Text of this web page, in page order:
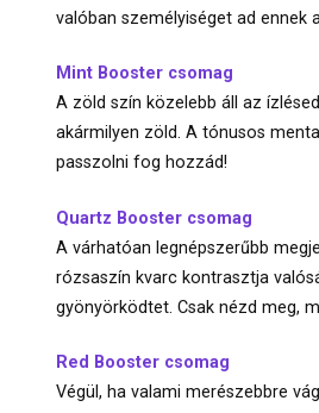
valóban személyiséget ad ennek
Mint Booster csomag
A zöld szín közelebb áll az
akármilyen zöld. A tónusos
passzolni fog hozzád!
Quartz Booster csomag
A várhatóan legnépszerűbb
rózsaszín kvarc kontrasztja
gyönyörködtet. Csak nézd meg,
Red Booster csomag
Végül, ha valami merészebbre